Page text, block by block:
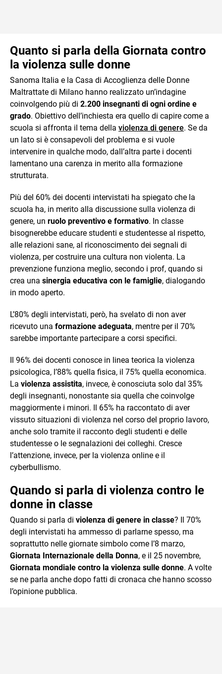
Quanto si parla della Giornata contro
la violenza sulle donne
Sanoma Italia e la Casa di Accoglienza delle Donne
Maltrattate di Milano hanno realizzato un’indagine
coinvolgendo più di 2.200 insegnanti di ogni ordine e
grado. Obiettivo dell’inchiesta era quello di capire come a
scuola si affronta il tema della violenza di genere. Se da
un lato si è consapevoli del problema e si vuole
intervenire in qualche modo, dall’altra parte i docenti
lamentano una carenza in merito alla formazione
strutturata.
Più del 60% dei docenti intervistati ha spiegato che la
scuola ha, in merito alla discussione sulla violenza di
genere, un ruolo preventivo e formativo. In classe
bisognerebbe educare studenti e studentesse al rispetto,
alle relazioni sane, al riconoscimento dei segnali di
violenza, per costruire una cultura non violenta. La
prevenzione funziona meglio, secondo i prof, quando si
crea una sinergia educativa con le famiglie, dialogando
in modo aperto.
L’80% degli intervistati, però, ha svelato di non aver
ricevuto una formazione adeguata, mentre per il 70%
sarebbe importante partecipare a corsi specifici.
Il 96% dei docenti conosce in linea teorica la violenza
psicologica, l’88% quella fisica, il 75% quella economica.
La violenza assistita, invece, è conosciuta solo dal 35%
degli insegnanti, nonostante sia quella che coinvolge
maggiormente i minori. Il 65% ha raccontato di aver
vissuto situazioni di violenza nel corso del proprio lavoro,
anche solo tramite il racconto degli studenti e delle
studentesse o le segnalazioni dei colleghi. Cresce
l’attenzione, invece, per la violenza online e il
cyberbullismo.
Quando si parla di violenza contro le
donne in classe
Quando si parla di violenza di genere in classe? Il 70%
degli intervistati ha ammesso di parlarne spesso, ma
soprattutto nelle giornate simbolo come l’8 marzo,
Giornata Internazionale della Donna, e il 25 novembre,
Giornata mondiale contro la violenza sulle donne. A volte
se ne parla anche dopo fatti di cronaca che hanno scosso
l’opinione pubblica.